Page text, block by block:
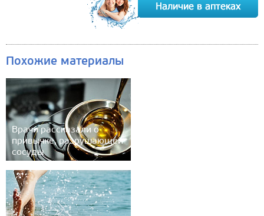
Похожие материалы
Врачи рассказали о
привычке, разрушающей
сосуды